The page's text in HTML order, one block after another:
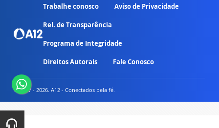
Trabalhe conosco Aviso de Privacidade
Rel. de Transparência
Programa de Integridade
Direitos Autorais Fale Conosco
© 2007 - 2026. A12 - Conectados pela fé.